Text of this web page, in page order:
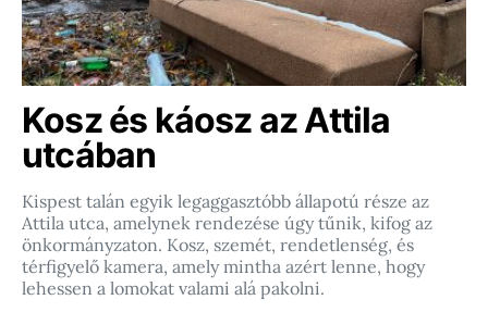
Kosz és káosz az Attila
utcában
Kispest talán egyik legaggasztóbb állapotú része az
Attila utca, amelynek rendezése úgy tűnik, kifog az
önkormányzaton. Kosz, szemét, rendetlenség, és
térfigyelő kamera, amely mintha azért lenne, hogy
lehessen a lomokat valami alá pakolni.